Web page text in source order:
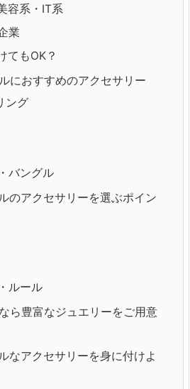
容系・IT系
業
てもOK？
におすすめのアクセサリー
ング
バングル
のアクセサリーを選ぶポイン
ルール
ら豊富なジュエリーをご用意
なアクセサリーを身に付けよ